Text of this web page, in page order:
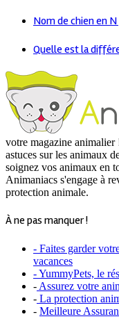
Nom de chien en N
Quelle est la
votre magazine animalier
astuces sur les animaux
soignez vos animaux en
Animaniacs s'engage à
protection animale.
À ne pas manquer !
- Faites garder
vacances
- YummyPets, le
- Assurez votre
- La protection
- Meilleure